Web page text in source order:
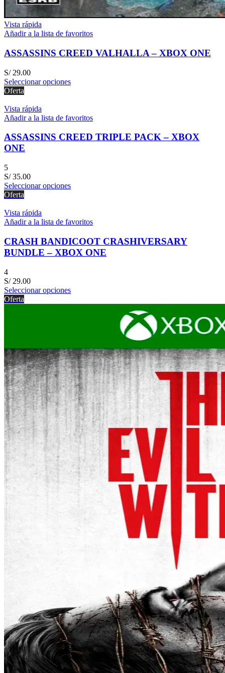
Vista rápida
Añadir a la lista de favoritos
ASSASSINS CREED VALHALLA – XBOX ONE
S/29.00
Seleccionar opciones
Oferta
Vista rápida
Añadir a la lista de favoritos
ASSASSINS CREED TRIPLE PACK – XBOX
ONE
5
S/35.00
Seleccionar opciones
Oferta
Vista rápida
Añadir a la lista de favoritos
CRASH BANDICOOT CRASHIVERSARY
BUNDLE – XBOX ONE
4
S/29.00
Seleccionar opciones
Oferta